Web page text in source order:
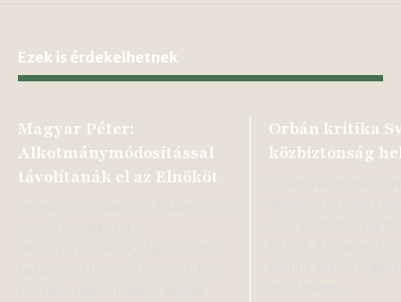
Ezek is érdekelhetnek
Magyar Péter:
Alkotmánymódosítással
távolítanák el az Elnököt
Orbán kritika
közbiztonság